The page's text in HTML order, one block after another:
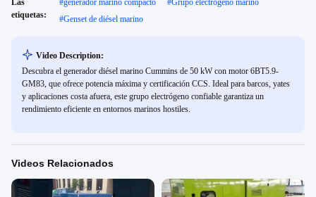
Las
etiquetas:
#generador marino compacto #Grupo electrógeno marino
#Genset de diésel marino
Video Description:
Descubra el generador diésel marino Cummins de 50 kW con motor 6BT5.9-
GM83, que ofrece potencia máxima y certificación CCS. Ideal para barcos, yates
y aplicaciones costa afuera, este grupo electrógeno confiable garantiza un
rendimiento eficiente en entornos marinos hostiles.
Videos Relacionados